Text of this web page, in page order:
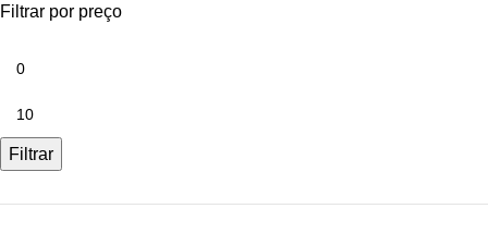
Filtrar por preço
Filtrar